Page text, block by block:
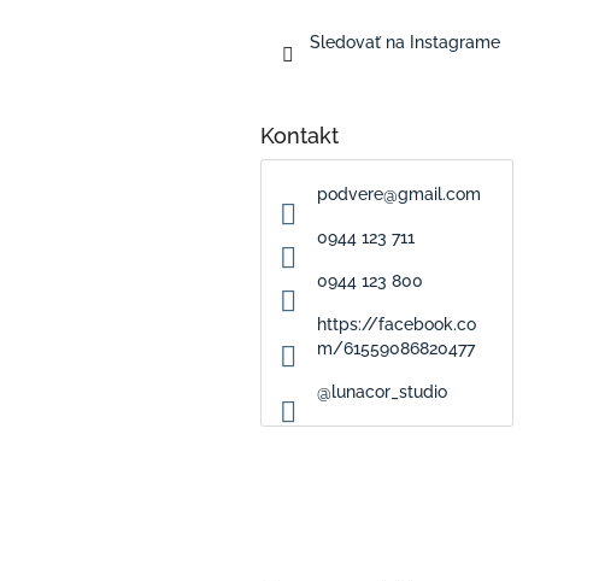
Sledovať na Instagrame
Kontakt
podvere@gmail.com
0944 123 711
0944 123 800
https://facebook.co
m/61559086820477
@lunacor_studio